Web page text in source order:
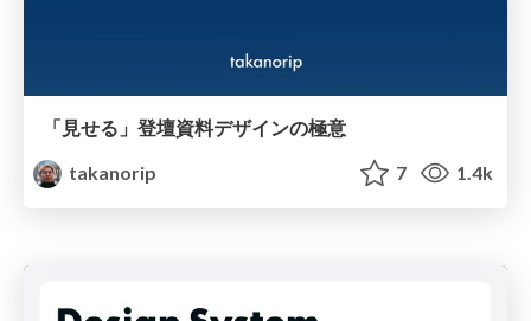
「見せる」登壇資料デザインの極意
takanorip
7 1.4k